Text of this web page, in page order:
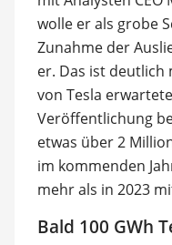
wolle er als grobe
Zunahme der
er. Das ist deutlich
von Tesla
Veröffentlichung
etwas über 2
im kommenden
mehr als in 2023
Bald 100 GWh